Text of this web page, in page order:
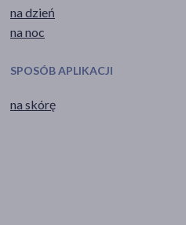
na dzień
na noc
SPOSÓB APLIKACJI
na skórę